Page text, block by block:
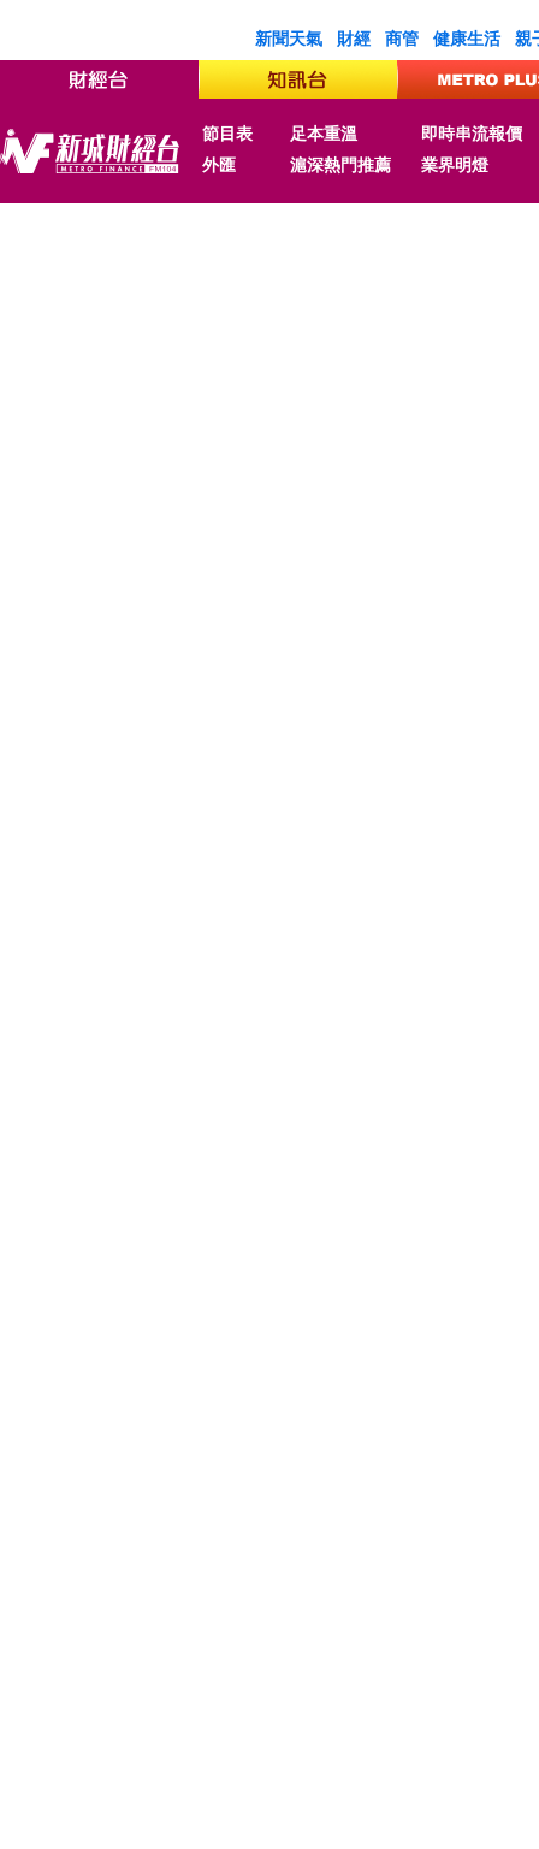
新聞天氣 財經 商管 健康生活 親
節目表 足本重溫
即時串流報價
外匯
滬深熱門推薦 業界明燈